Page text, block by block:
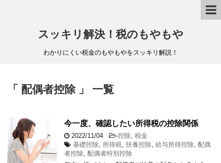
スッキリ解決！税のもやもや
わかりにくい税金のもやもやをスッキリ解説！
「 配偶者控除 」 一覧
今一度、確認したい所得税の控除関係
2022/11/04 -控除 税金
基礎控除 所得税 扶養控除 給与所得控除 配偶
者控除 配偶者特別控除